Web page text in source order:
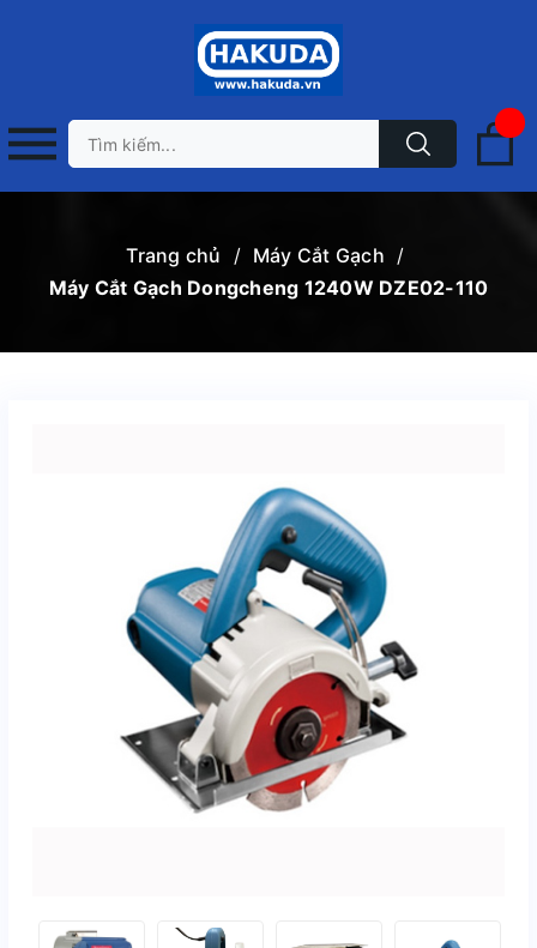
Trang chủ / Máy Cắt Gạch /
Máy Cắt Gạch Dongcheng 1240W DZE02-110